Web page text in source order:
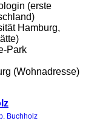
(erste
Hamburg,
Park
(Wohnadresse)
Buchholz